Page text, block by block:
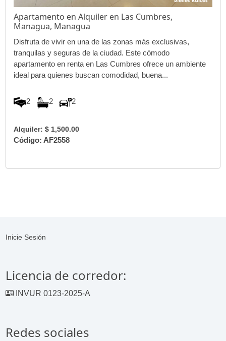
Apartamento en Alquiler en Las Cumbres,
Managua, Managua
Disfruta de vivir en una de las zonas más exclusivas,
tranquilas y seguras de la ciudad. Este cómodo
apartamento en renta en Las Cumbres ofrece un ambiente
ideal para quienes buscan comodidad, buena...
2 2 2
Alquiler: $ 1,500.00
Código: AF2558
Inicie Sesión
Licencia de corredor:
INVUR 0123-2025-A
Redes sociales